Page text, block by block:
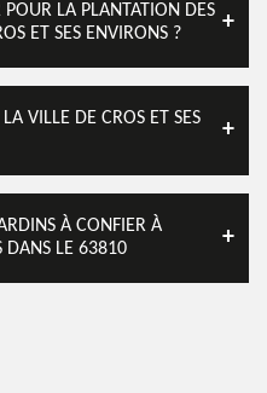
LA PLANTATION DES
ET SES ENVIRONS ?
VILLE DE CROS ET SES
À CONFIER À
DANS LE 63810